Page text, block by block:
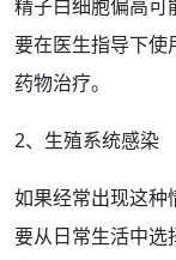
精子白细胞偏高可
要在医生指导下使
药物治疗。
2、生殖系统感染
如果经常出现这种
要从日常生活中选